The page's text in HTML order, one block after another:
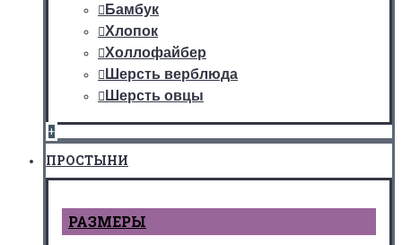
Бамбук
Хлопок
Холлофайбер
Шерсть верблюда
Шерсть овцы
+
ПРОСТЫНИ
РАЗМЕРЫ